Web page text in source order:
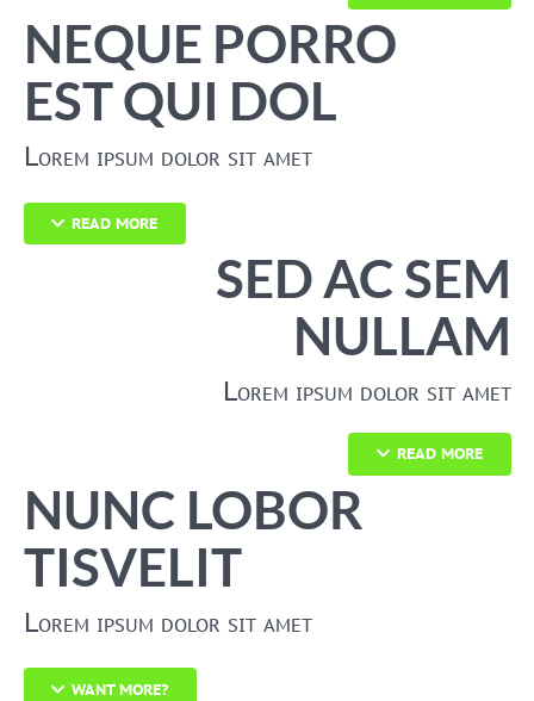
NEQUE PORRO
EST QUI DOL
Lorem ipsum dolor sit amet
READ MORE
SED AC SEM
NULLAM
Lorem ipsum dolor sit amet
READ MORE
NUNC LOBOR
TISVELIT
Lorem ipsum dolor sit amet
WANT MORE?